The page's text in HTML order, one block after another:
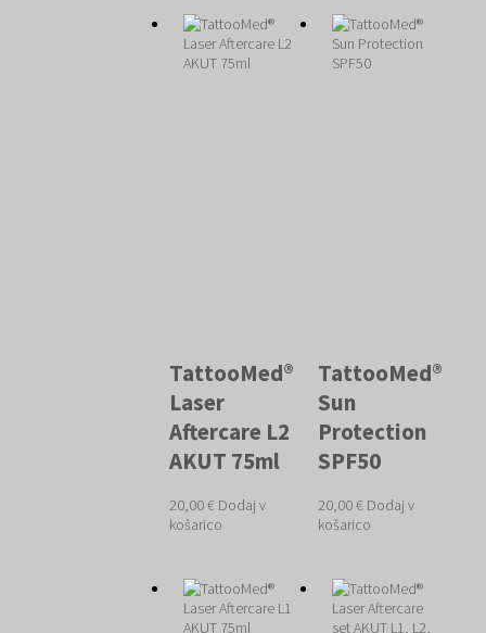
TattooMed®
Laser
Aftercare L2
AKUT 75ml
20,00€ Dodaj v
košarico
TattooMed®
Sun
Protection
SPF50
20,00€ Dodaj v
košarico